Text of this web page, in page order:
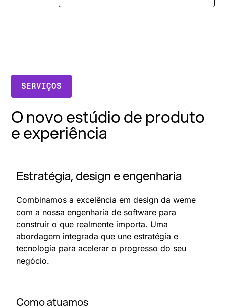
SERVIÇOS
O novo estúdio de produto
e experiência
Estratégia, design e engenharia
Combinamos a excelência em design da weme
com a nossa engenharia de software para
construir o que realmente importa. Uma
abordagem integrada que une estratégia e
tecnologia para acelerar o progresso do seu
negócio.
Como atuamos